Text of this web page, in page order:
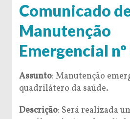
Comunicado
Manutenção
Emergencial
Assunto: Manutenção
quadrilátero da saúde.
Descrição: Será realizada